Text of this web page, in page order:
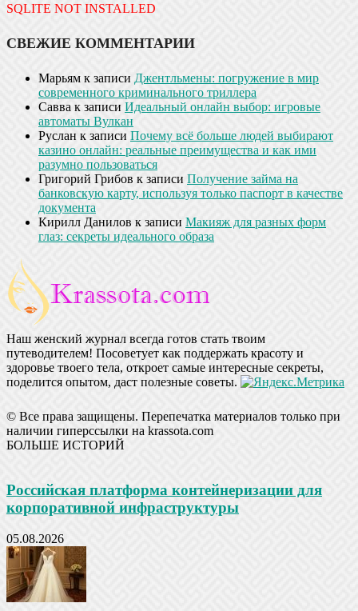
SQLITE NOT INSTALLED
СВЕЖИЕ КОММЕНТАРИИ
Марьям к записи Джентльмены: погружение в мир
современного криминального триллера
Савва к записи Идеальный онлайн выбор: игровые
автоматы Вулкан
Руслан к записи Почему всё больше людей выбирают
казино онлайн: реальные преимущества и как ими
разумно пользоваться
Григорий Грибов к записи Получение займа на
банковскую карту, используя только паспорт в качестве
документа
Кирилл Данилов к записи Макияж для разных форм
глаз: секреты идеального образа
Наш женский журнал всегда готов стать твоим
путеводителем! Посоветует как поддержать красоту и
здоровье твоего тела, откроет самые интересные секреты,
поделится опытом, даст полезные советы.
© Все права защищены. Перепечатка материалов только при
наличии гиперссылки на krassota.com
БОЛЬШЕ ИСТОРИЙ
Российская платформа контейнеризации для
корпоративной инфраструктуры
05.08.2026